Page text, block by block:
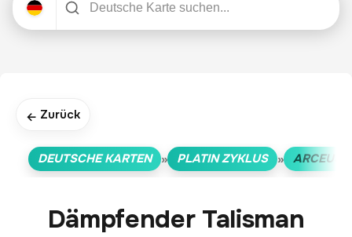
← Zurück
DEUTSCHE KARTEN » PLATIN ZYKLUS » ARCEUS
Dämpfender Talisman